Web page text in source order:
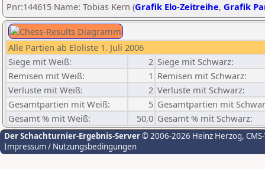
Pnr:144615 Name: Tobias Kern (Grafik Elo-Zeitreihe, Grafik
Alle Partien ab Eloliste 1. Juli 2006
Siege mit Weiß:
2 Siege mit Schwarz:
Remisen mit Weiß:
1 Remisen mit Schwarz:
Verluste mit Weiß:
2 Verluste mit Schwarz:
Gesamtpartien mit Weiß:
5 Gesamtpartien mit
Gesamt % mit Weiß:
50,0 Gesamt % mit Schwarz:
Der Schachturnier-Ergebnis-Server© 2006-2026 Heinz Herzog,
Impressum / Nutzungsbedingungen